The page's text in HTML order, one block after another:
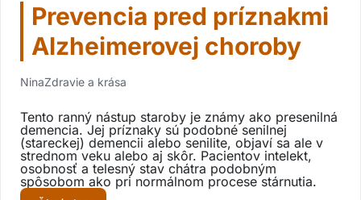
Prevencia pred príznakmi
Alzheimerovej choroby
NinaZdravie a krása
Tento ranný nástup staroby je známy ako presenilná
demencia. Jej príznaky sú podobné senilnej
(stareckej) demencii alebo senilite, objaví sa ale v
strednom veku alebo aj skôr. Pacientov intelekt,
osobnosť a telesný stav chátra podobným
spôsobom ako pri normálnom procese stárnutia.